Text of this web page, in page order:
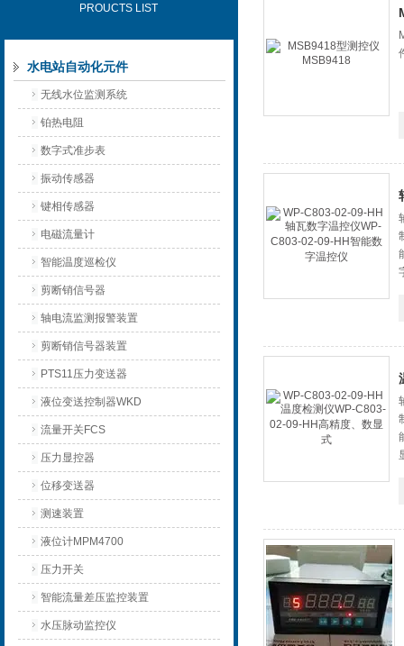
PROUCTS LIST
水电站自动化元件
无线水位监测系统
铂热电阻
数字式准步表
振动传感器
键相传感器
电磁流量计
智能温度巡检仪
剪断销信号器
轴电流监测报警装置
剪断销信号器装置
PTS11压力变送器
液位变送控制器WKD
流量开关FCS
压力显控器
位移变送器
测速装置
液位计MPM4700
压力开关
智能流量差压监控装置
水压脉动监控仪